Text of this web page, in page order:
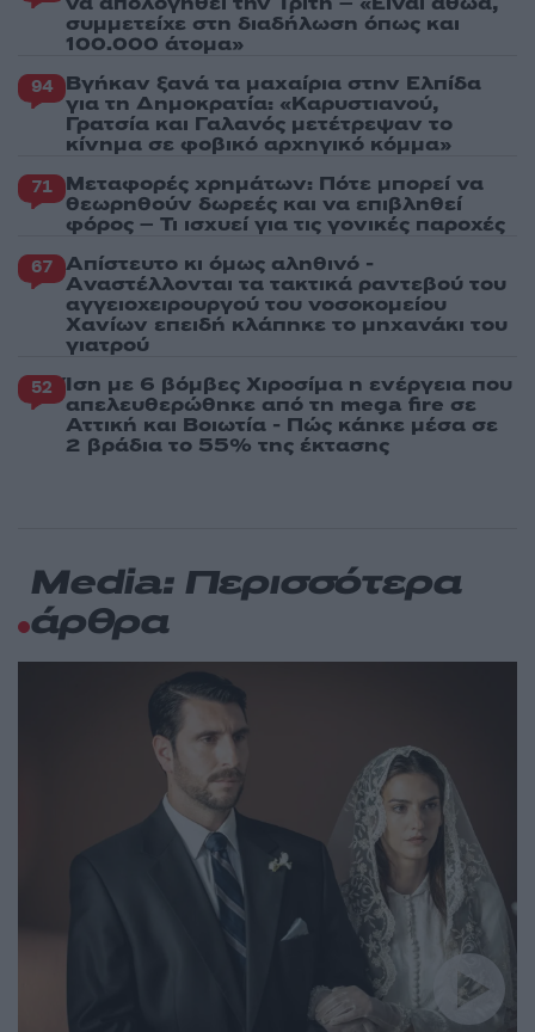
συμμετείχε στη διαδήλωση όπως και
100.000 άτομα»
94 Βγήκαν ξανά τα μαχαίρια στην Ελπίδα
για τη Δημοκρατία: «Καρυστιανού,
Γρατσία και Γαλανός μετέτρεψαν το
κίνημα σε φοβικό αρχηγικό κόμμα»
71 Μεταφορές χρημάτων: Πότε μπορεί να
θεωρηθούν δωρεές και να επιβληθεί
φόρος – Τι ισχυεί για τις γονικές παροχές
67 Απίστευτο κι όμως αληθινό -
Aναστέλλονται τα τακτικά ραντεβού του
αγγειοχειρουργού του νοσοκομείου
Χανίων επειδή κλάπηκε το μηχανάκι του
γιατρού
52 Ίση με 6 βόμβες Χιροσίμα η ενέργεια που
απελευθερώθηκε από τη mega fire σε
Αττική και Βοιωτία - Πώς κάηκε μέσα σε
2 βράδια το 55% της έκτασης
Media: Περισσότερα
άρθρα